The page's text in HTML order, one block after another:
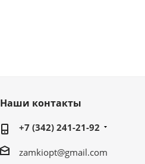
Наши контакты
+7 (342) 241-21-92
zamkiopt@gmail.com